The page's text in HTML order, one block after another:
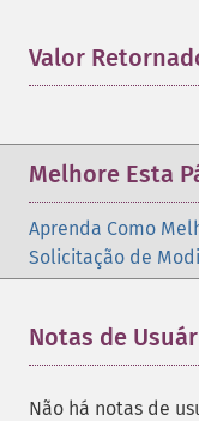
Valor
Melhore Esta
Aprenda Como
Solicitação de
Notas de
Não há notas de